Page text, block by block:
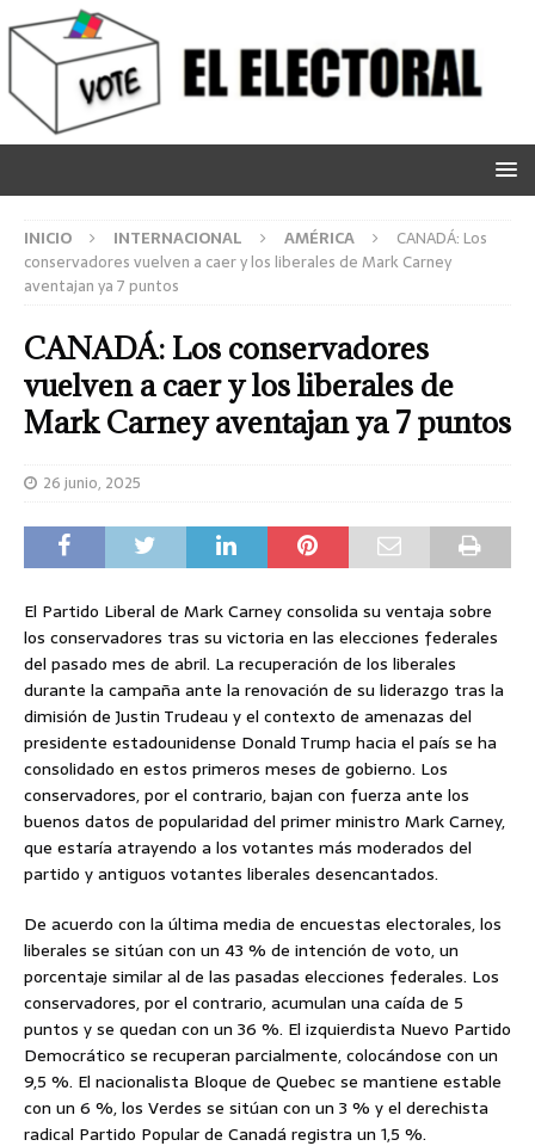
INICIO INTERNACIONAL AMÉRICA
CANADÁ: Los
conservadores vuelven a caer y los liberales de Mark Carney
aventajan ya 7 puntos
CANADÁ: Los conservadores
vuelven a caer y los liberales de
Mark Carney aventajan ya 7 puntos
26 junio, 2025
El Partido Liberal de Mark Carney consolida su ventaja sobre
los conservadores tras su victoria en las elecciones federales
del pasado mes de abril. La recuperación de los liberales
durante la campaña ante la renovación de su liderazgo tras la
dimisión de Justin Trudeau y el contexto de amenazas del
presidente estadounidense Donald Trump hacia el país se ha
consolidado en estos primeros meses de gobierno. Los
conservadores, por el contrario, bajan con fuerza ante los
buenos datos de popularidad del primer ministro Mark Carney,
que estaría atrayendo a los votantes más moderados del
partido y antiguos votantes liberales desencantados.
De acuerdo con la última media de encuestas electorales, los
liberales se sitúan con un 43 % de intención de voto, un
porcentaje similar al de las pasadas elecciones federales. Los
conservadores, por el contrario, acumulan una caída de 5
puntos y se quedan con un 36 %. El izquierdista Nuevo Partido
Democrático se recuperan parcialmente, colocándose con un
9,5 %. El nacionalista Bloque de Quebec se mantiene estable
con un 6 %, los Verdes se sitúan con un 3 % y el derechista
radical Partido Popular de Canadá registra un 1,5 %.